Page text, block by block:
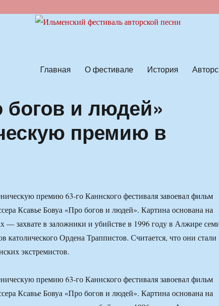
Главная О фестивале История
и людей»
премию в
премию 63-го Каннского фестиваля завоевал фильм
Ксавье Бовуа «Про богов и людей». Картина основана на
— захвате в заложники и убийстве в 1996 году в Алжире
католического Ордена Траппистов. Считается, что они стали
экстремистов.
премию 63-го Каннского фестиваля завоевал фильм
Ксавье Бовуа «Про богов и людей». Картина основана на